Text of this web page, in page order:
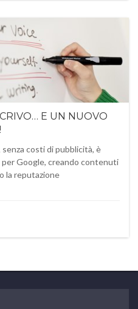
E UN NUOVO
costi di pubblicità, è
Google, creando contenuti
la reputazione